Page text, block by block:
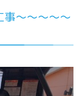
事～～～～～